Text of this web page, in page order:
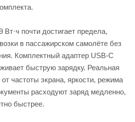
почти достигает предела,
в пассажирском самолёте без
Комплектный адаптер USB-C
быструю зарядку. Реальная
частоты экрана, яркости, режима
расходуют заряд медленно,
быстрее.